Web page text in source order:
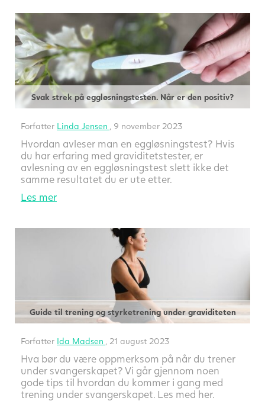
Svak strek på eggløsningstesten. Når er den positiv?
Forfatter Linda Jensen , 9 november 2023
Hvordan avleser man en eggløsningstest? Hvis
du har erfaring med graviditetstester, er
avlesning av en eggløsningstest slett ikke det
samme resultatet du er ute etter.
Les mer
Guide til trening og styrketrening under graviditeten
Forfatter Ida Madsen , 21 august 2023
Hva bør du være oppmerksom på når du trener
under svangerskapet? Vi går gjennom noen
gode tips til hvordan du kommer i gang med
trening under svangerskapet. Les med her.